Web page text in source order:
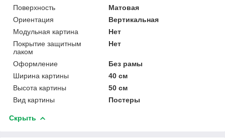
Поверхность
Матовая
Ориентация
Вертикальная
Модульная картина
Нет
Покрытие защитным
лаком
Нет
Оформление
Без рамы
Ширина картины
40 см
Высота картины
50 см
Вид картины
Постеры
Скрыть